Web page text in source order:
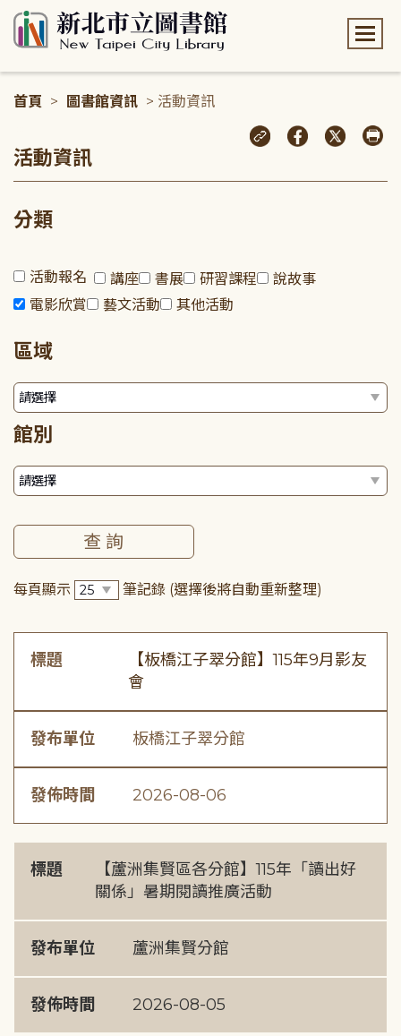
首頁 > 圖書館資訊 > 活動資訊
活動資訊
分類
活動報名 講座 書展 研習課程
說故事
電影欣賞
藝文活動 其他活動
區域
館別
每頁顯示 筆記錄 (選擇後將自動重新整理)
標題
【板橋江子翠分館】115年9月影友
會
發布單位 板橋江子翠分館
發佈時間 2026-08-06
標題
【蘆洲集賢區各分館】115年「讀出好
關係」暑期閱讀推廣活動
發布單位 蘆洲集賢分館
發佈時間 2026-08-05